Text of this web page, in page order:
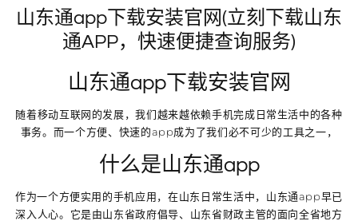
山东通app下载安装官网(立刻下载山东
通APP，快速便捷查询服务)
山东通app下载安装官网
随着移动互联网的发展，我们越来越依赖手机完成日常生活中的各种
事务。而一个方便、快速的app成为了我们必不可少的工具之一，
什么是山东通app
作为一个方便实用的手机应用，在山东日常生活中，山东通app早已
深入人心。它是由山东省政府倡导、山东省财政主管的面向全省地方